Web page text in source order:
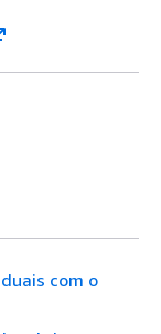
com o